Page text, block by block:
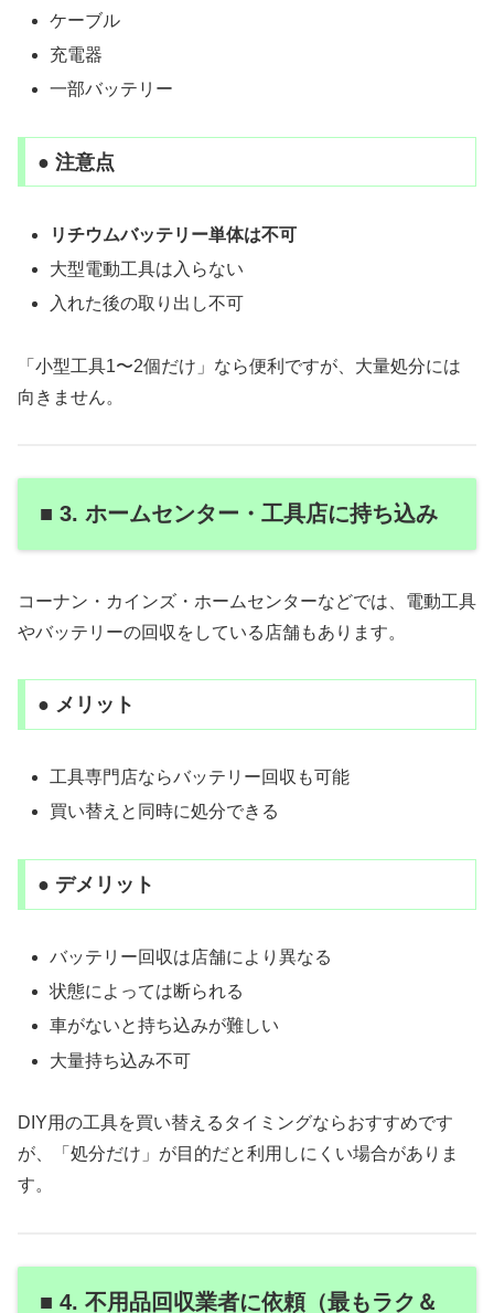
ケーブル
充電器
一部バッテリー
● 注意点
リチウムバッテリー単体は不可
大型電動工具は入らない
入れた後の取り出し不可
「小型工具1〜2個だけ」なら便利ですが、大量処分には
向きません。
■ 3. ホームセンター・工具店に持ち込み
コーナン・カインズ・ホームセンターなどでは、電動工具
やバッテリーの回収をしている店舗もあります。
● メリット
工具専門店ならバッテリー回収も可能
買い替えと同時に処分できる
● デメリット
バッテリー回収は店舗により異なる
状態によっては断られる
車がないと持ち込みが難しい
大量持ち込み不可
DIY用の工具を買い替えるタイミングならおすすめです
が、「処分だけ」が目的だと利用しにくい場合がありま
す。
■ 4. 不用品回収業者に依頼（最もラク＆